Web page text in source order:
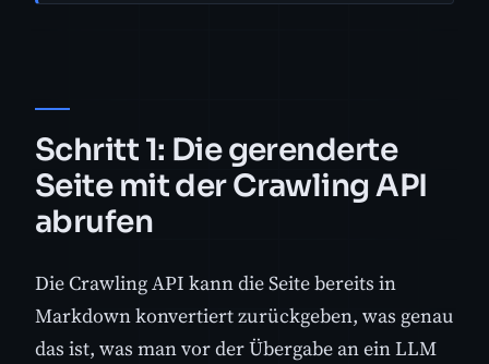
Schritt 1: Die gerenderte
Seite mit der Crawling API
abrufen
Die Crawling API kann die Seite bereits in
Markdown konvertiert zurückgeben, was genau
das ist, was man vor der Übergabe an ein LLM